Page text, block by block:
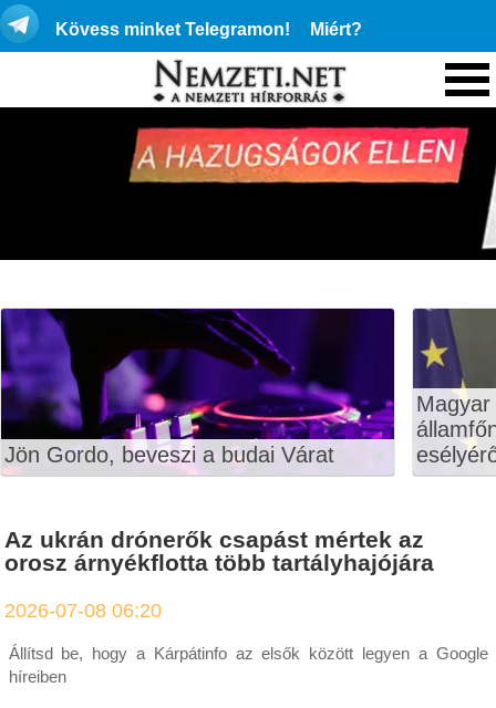
Kövess minket Telegramon! Miért?
Jön Gordo, beveszi a budai Várat
Az ukrán drónerők csapást mértek az
orosz árnyékflotta több tartályhajójára
2026-07-08 06:20
Állítsd be, hogy a Kárpátinfo az elsők között legyen a Google
híreiben